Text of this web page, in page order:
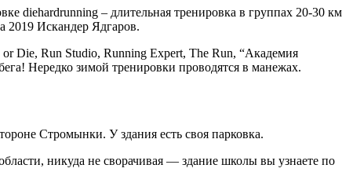
diehardrunning – длительная тренировка в группах 20-30 км
2019 Искандер Ядгаров.
Die, Run Studio, Running Expert, The Run, “Академия
Нередко зимой тренировки проводятся в манежах.
Стромынки. У здания есть своя парковка.
никуда не сворачивая — здание школы вы узнаете по